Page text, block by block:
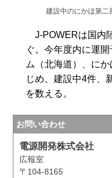
建設中のにかほ第二
J-POWERは国内
ぐ。今年度内に運
ム（北海道）、に
じめ、建設中4件、
を数える。
お問い合わせ
電源開発株式会社
広報室
〒104-8165